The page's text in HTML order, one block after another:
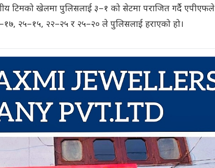
टिमको खेलमा पुलिसलाई ३–१ को सेटमा पराजित गर्दै एपीएफले
२५–१५, २२–२५ र २५–२० ले पुलिसलाई हराएको हो।